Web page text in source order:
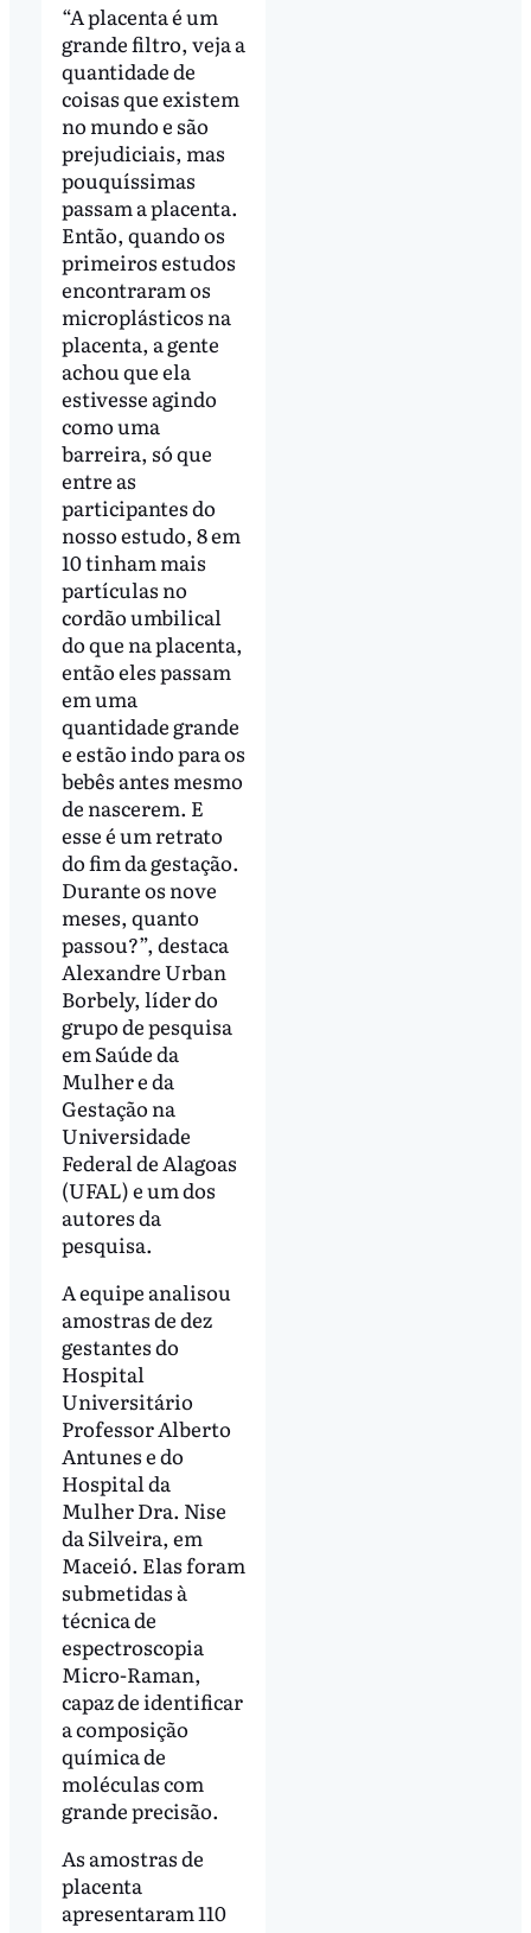
“A placenta é um
grande filtro, veja a
quantidade de
coisas que existem
no mundo e são
prejudiciais, mas
pouquíssimas
passam a placenta.
Então, quando os
primeiros estudos
encontraram os
microplásticos na
placenta, a gente
achou que ela
estivesse agindo
como uma
barreira, só que
entre as
participantes do
nosso estudo, 8 em
10 tinham mais
partículas no
cordão umbilical
do que na placenta,
então eles passam
em uma
quantidade grande
e estão indo para os
bebês antes mesmo
de nascerem. E
esse é um retrato
do fim da gestação.
Durante os nove
meses, quanto
passou?”, destaca
Alexandre Urban
Borbely, líder do
grupo de pesquisa
em Saúde da
Mulher e da
Gestação na
Universidade
Federal de Alagoas
(UFAL) e um dos
autores da
pesquisa.
A equipe analisou
amostras de dez
gestantes do
Hospital
Universitário
Professor Alberto
Antunes e do
Hospital da
Mulher Dra. Nise
da Silveira, em
Maceió. Elas foram
submetidas à
técnica de
espectroscopia
Micro-Raman,
capaz de identificar
a composição
química de
moléculas com
grande precisão.
As amostras de
placenta
apresentaram 110